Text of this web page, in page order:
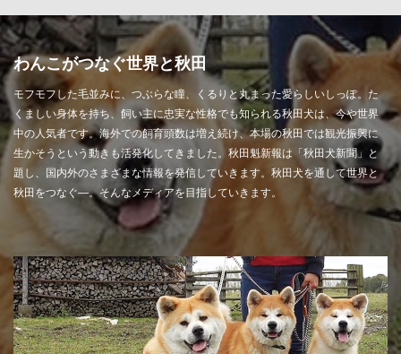
わんこがつなぐ世界と秋田
モフモフした毛並みに、つぶらな瞳、くるりと丸まった愛らしいしっぽ。た
くましい身体を持ち、飼い主に忠実な性格でも知られる秋田犬は、今や世界
中の人気者です。海外での飼育頭数は増え続け、本場の秋田では観光振興に
生かそうという動きも活発化してきました。秋田魁新報は「秋田犬新聞」と
題し、国内外のさまざまな情報を発信していきます。秋田犬を通して世界と
秋田をつなぐ―。そんなメディアを目指していきます。